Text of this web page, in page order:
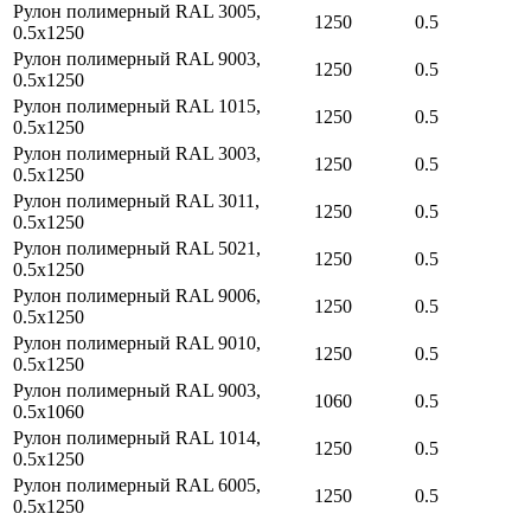
Рулон полимерный RAL 3005,
0.5х1250
1250
0.5
Рулон полимерный RAL 9003,
0.5х1250
1250
0.5
Рулон полимерный RAL 1015,
0.5х1250
1250
0.5
Рулон полимерный RAL 3003,
0.5х1250
1250
0.5
Рулон полимерный RAL 3011,
0.5х1250
1250
0.5
Рулон полимерный RAL 5021,
0.5х1250
1250
0.5
Рулон полимерный RAL 9006,
0.5х1250
1250
0.5
Рулон полимерный RAL 9010,
0.5х1250
1250
0.5
Рулон полимерный RAL 9003,
0.5х1060
1060
0.5
Рулон полимерный RAL 1014,
0.5х1250
1250
0.5
Рулон полимерный RAL 6005,
0.5х1250
1250
0.5